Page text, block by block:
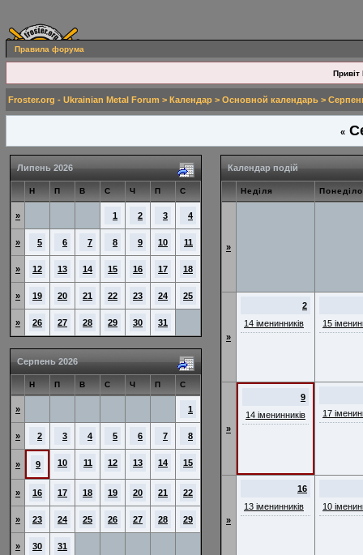
Правила форума
Привіт
Froster.org - Ukrainian Metal Forum > Календар > Основной календарь >
«
Липень 2026
Н П В С Ч П С
» 1 2 3 4
» 5 6 7 8 9 10 11
» 12 13 14 15 16 17 18
» 19 20 21 22 23 24 25
» 26 27 28 29 30 31
Серпень 2026
Н П В С Ч П С
» 1
» 2 3 4 5 6 7 8
» 9 10 11 12 13 14 15
» 16 17 18 19 20 21 22
» 23 24 25 26 27 28 29
» 30 31
Календар подій
Неділя
»
»
2
14 іменинників
15
»
9
14 іменинників
17
»
16
13 іменинників
10